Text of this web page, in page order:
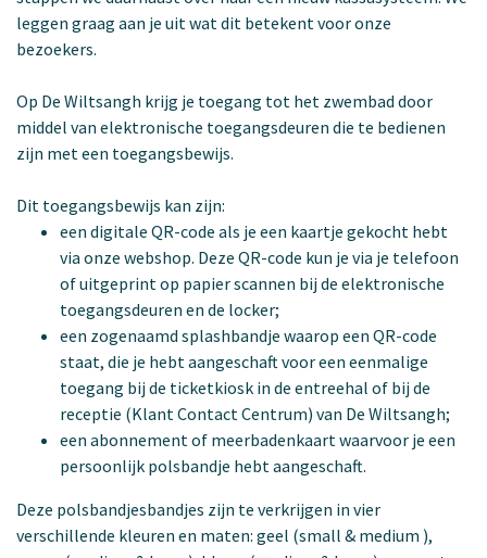
leggen graag aan je uit wat dit betekent voor onze
bezoekers.
Op De Wiltsangh krijg je toegang tot het zwembad door
middel van elektronische toegangsdeuren die te bedienen
zijn met een toegangsbewijs.
Dit toegangsbewijs kan zijn:
een digitale QR-code als je een kaartje gekocht hebt
via onze webshop. Deze QR-code kun je via je telefoon
of uitgeprint op papier scannen bij de elektronische
toegangsdeuren en de locker;
een zogenaamd splashbandje waarop een QR-code
staat, die je hebt aangeschaft voor een eenmalige
toegang bij de ticketkiosk in de entreehal of bij de
receptie (Klant Contact Centrum) van De Wiltsangh;
een abonnement of meerbadenkaart waarvoor je een
persoonlijk polsbandje hebt aangeschaft.
Deze polsbandjesbandjes zijn te verkrijgen in vier
verschillende kleuren en maten: geel (small & medium ),